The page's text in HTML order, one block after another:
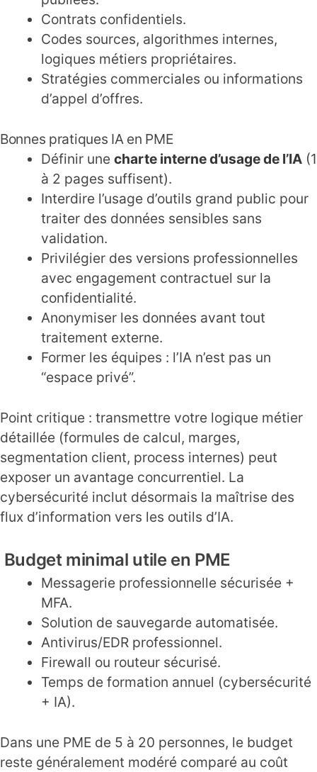
Contrats confidentiels.
Codes sources, algorithmes internes,
logiques métiers propriétaires.
Stratégies commerciales ou informations
d’appel d’offres.
Bonnes pratiques IA en PME
Définir une charte interne d’usage de l’IA(1
à 2 pages suffisent).
Interdire l’usage d’outils grand public pour
traiter des données sensibles sans
validation.
Privilégier des versions professionnelles
avec engagement contractuel sur la
confidentialité.
Anonymiser les données avant tout
traitement externe.
Former les équipes : l’IA n’est pas un
“espace privé”.
Point critique : transmettre votre logique métier
détaillée (formules de calcul, marges,
segmentation client, process internes) peut
exposer un avantage concurrentiel. La
cybersécurité inclut désormais la maîtrise des
flux d’information vers les outils d’IA.
Budget minimal utile en PME
Messagerie professionnelle sécurisée +
MFA.
Solution de sauvegarde automatisée.
Antivirus/EDR professionnel.
Firewall ou routeur sécurisé.
Temps de formation annuel (cybersécurité
+ IA).
Dans une PME de 5 à 20 personnes, le budget
reste généralement modéré comparé au coût